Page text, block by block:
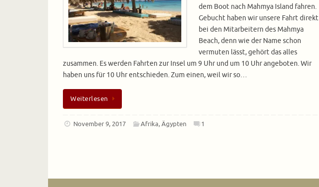
dem Boot nach Mahmya Island fahren.
Gebucht haben wir unsere Fahrt direkt
bei den Mitarbeitern des Mahmya
Beach, denn wie der Name schon
vermuten lässt, gehört das alles
zusammen. Es werden Fahrten zur Insel um 9 Uhr und um 10 Uhr angeboten. Wir
haben uns für 10 Uhr entschieden. Zum einen, weil wir so…
Weiterlesen
November 9, 2017 Afrika,Ägypten 1